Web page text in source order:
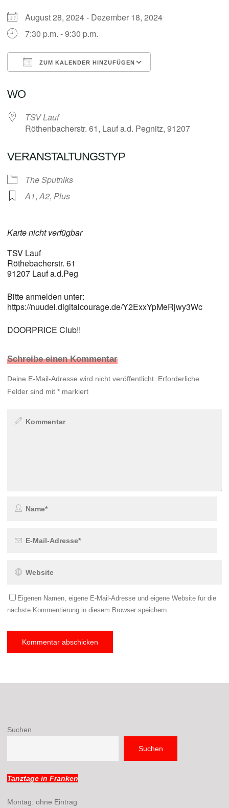
August 28, 2024 - Dezember 18, 2024
7:30 p.m. - 9:30 p.m.
ZUM KALENDER HINZUFÜGEN
WO
TSV Lauf
Röthenbacherstr. 61, Lauf a.d. Pegnitz, 91207
VERANSTALTUNGSTYP
The Sputniks
A1,A2,Plus
Karte nicht verfügbar
TSV Lauf
Röthebacherstr. 61
91207 Lauf a.d.Peg
Bitte anmelden unter:
https://nuudel.digitalcourage.de/Y2ExxYpMeRjwy3Wc
DOORPRICE Club!!
Schreibe einen Kommentar
Deine E-Mail-Adresse wird nicht veröffentlicht. Erforderliche
Felder sind mit* markiert
Eigenen Namen, eigene E-Mail-Adresse und eigene Website für die
nächste Kommentierung in diesem Browser speichern.
Suchen
Suchen
Tanztage in Franken
Montag: ohne Eintrag